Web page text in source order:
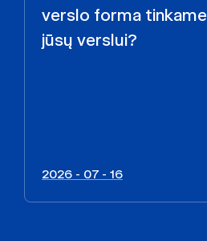
verslo forma
jūsų verslui?
2026 - 07 - 16